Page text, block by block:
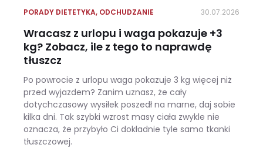
PORADY DIETETYKA, ODCHUDZANIE 30.07.2026
Wracasz z urlopu i waga pokazuje +3
kg? Zobacz, ile z tego to naprawdę
tłuszcz
Po powrocie z urlopu waga pokazuje 3 kg więcej niż
przed wyjazdem? Zanim uznasz, że cały
dotychczasowy wysiłek poszedł na marne, daj sobie
kilka dni. Tak szybki wzrost masy ciała zwykle nie
oznacza, że przybyło Ci dokładnie tyle samo tkanki
tłuszczowej.